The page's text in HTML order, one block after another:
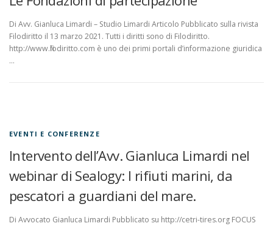
Di Avv. Gianluca Limardi – Studio Limardi Articolo Pubblicato sulla rivista
Filodiritto il 13 marzo 2021. Tutti i diritti sono di Filodiritto.
http://www.filodiritto.com è uno dei primi portali d’informazione giuridica
…
EVENTI E CONFERENZE
Intervento dell’Avv. Gianluca Limardi nel
webinar di Sealogy: I rifiuti marini, da
pescatori a guardiani del mare.
Di Avvocato Gianluca Limardi Pubblicato su http://cetri-tires.org FOCUS